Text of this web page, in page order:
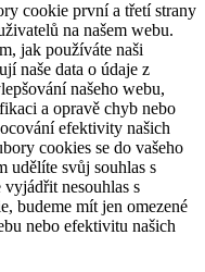
cookie první a třetí strany
na našem webu.
jak používáte naši
naše data o údaje z
našeho webu,
a opravě chyb nebo
efektivity našich
cookies se do vašeho
udělíte svůj souhlas s
nesouhlas s
budeme mít jen omezené
nebo efektivitu našich